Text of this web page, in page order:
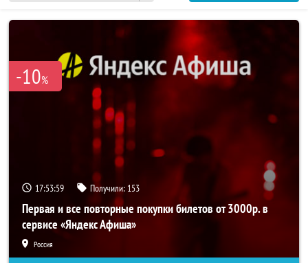
-10%
17:53:58 Получили: 153
Первая и все повторные покупки билетов от 3000р. в
сервисе «Яндекс Афиша»
Россия